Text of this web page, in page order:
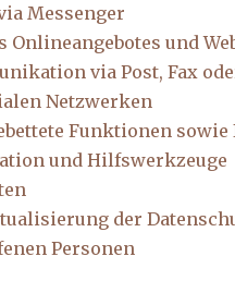
Messenger
Onlineangebotes und
via Post, Fax
Netzwerken
Funktionen sowie
und Hilfswerkzeuge
der
Personen